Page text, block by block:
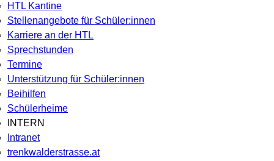
HTL Kantine
Stellenangebote für Schüler:innen
Karriere an der HTL
Sprechstunden
Termine
Unterstützung für Schüler:innen
Beihilfen
Schülerheime
INTERN
Intranet
trenkwalderstrasse.at